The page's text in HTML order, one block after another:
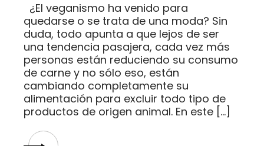
¿El veganismo ha venido para
quedarse o se trata de una moda? Sin
duda, todo apunta a que lejos de ser
una tendencia pasajera, cada vez más
personas están reduciendo su consumo
de carne y no sólo eso, están
cambiando completamente su
alimentación para excluir todo tipo de
productos de origen animal. En este […]